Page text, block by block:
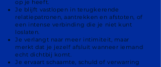
op je heeft.
Je blijft vastlopen in terugkerende
relatiepatronen, aantrekken en afstoten, of
een intense verbinding die je niet kunt
loslaten.
Je verlangt naar meer intimiteit, maar
merkt dat je jezelf afsluit wanneer iemand
echt dichtbij komt.
Je ervaart schaamte, schuld of verwarring